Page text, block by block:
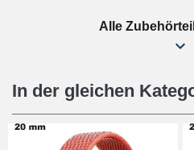
Uhr-
16,90 €
Digitale
Alle
In der gleichen